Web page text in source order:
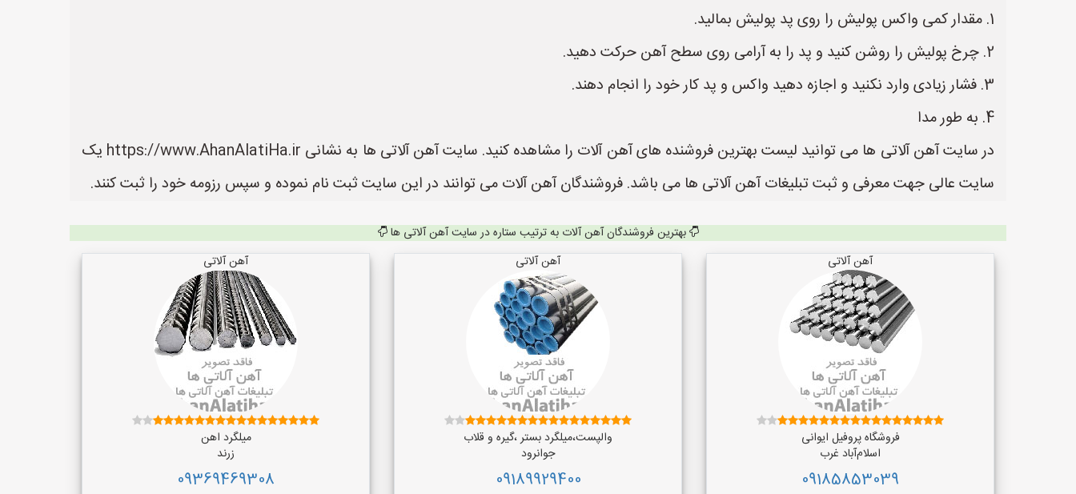
1. مقدار کمی واکس پولیش را روی پد پولیش بمالید.
2. چرخ پولیش را روشن کنید و پد را به آرامی روی سطح آهن حرکت دهید.
3. فشار زیادی وارد نکنید و اجازه دهید واکس و پد کار خود را انجام دهند.
4. به طور مدا
در سایت آهن آلاتی ها می توانید لیست بهترین فروشنده های آهن آلات را مشاهده کنید. سایت آهن آلاتی ها به نشانی https://www.AhanAlatiHa.ir یک
سایت عالی جهت معرفی و ثبت تبلیغات آهن آلاتی ها می باشد. فروشندگان آهن آلات می توانند در این سایت ثبت نام نموده و سپس رزومه خود را ثبت کنند.
بهترین فروشندگان آهن آلات به ترتیب ستاره در سایت آهن آلاتی ها
آهن آلاتی
فروشگاه پروفیل ایوانی
اسلام‌آباد غرب
09185853039
آهن آلاتی
والپست،میلگرد بستر ،گیره و قلاب
جوانرود
09189929400
آهن آلاتی
میلگرد اهن
زرند
09369469308